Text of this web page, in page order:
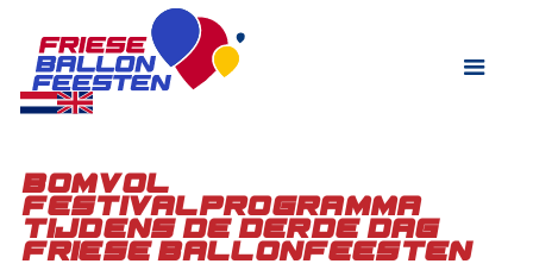
Bomvol
festivalprogramma
tijdens de derde dag
Friese Ballonfeesten